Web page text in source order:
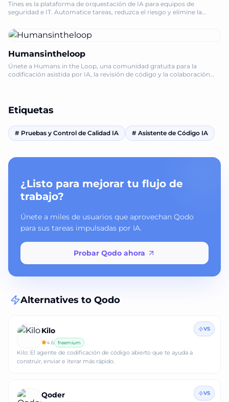
Tines es la plataforma de orquestación de IA para equipos de
seguridad e IT. Automatice tareas, reduzca el riesgo y elimine la
Humansintheloop
Únete a Humans in the Loop, una comunidad gratuita para la
codificación asistida por IA, la revisión de código y la colaboración
Etiquetas
# Pruebas y Control de Calidad IA # Asistente de Código IA
¿Listo para mejorar tu flujo de
trabajo?
Únete a miles de usuarios que aprovechan Qodo
para sus tareas impulsadas por IA.
Probar Qodo ahora
Alternatives to Qodo
Kilo
4.6 freemium
Kilo: El agente de codificación de código abierto que te ayuda a
construir, enviar e iterar más rápido.
VS
Qoder VS